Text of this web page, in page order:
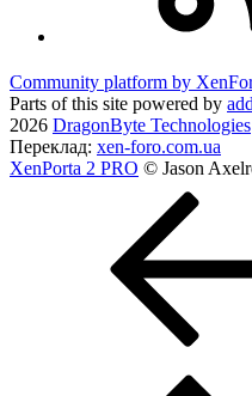
Community platform by
Parts of this site powered by
2026 DragonByte Technologies
Переклад: xen-foro.com.ua
XenPorta 2 PRO © Jason